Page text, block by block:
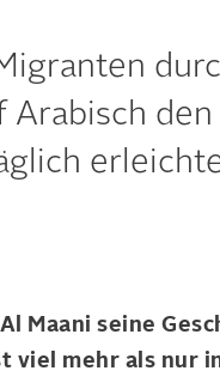
Maani seine
mehr als nur